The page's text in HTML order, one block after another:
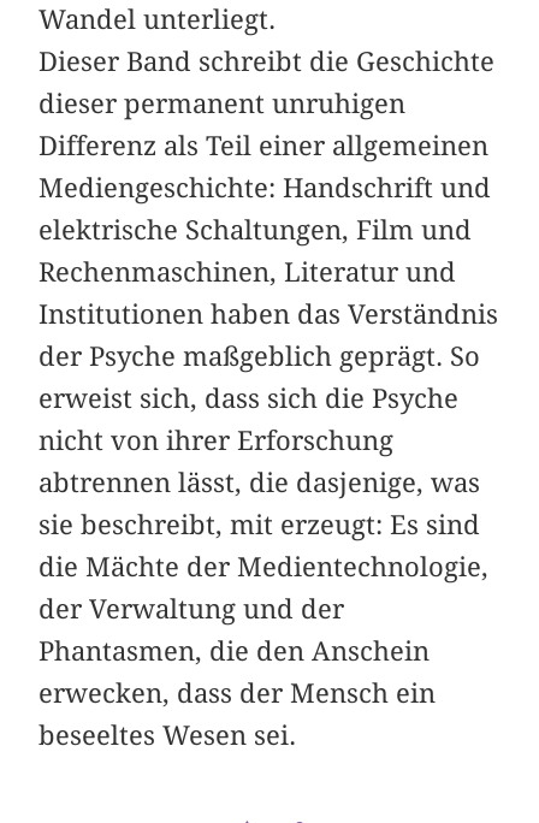
Wandel unterliegt.
Dieser Band schreibt die Geschichte
dieser permanent unruhigen
Differenz als Teil einer allgemeinen
Mediengeschichte: Handschrift und
elektrische Schaltungen, Film und
Rechenmaschinen, Literatur und
Institutionen haben das Verständnis
der Psyche maßgeblich geprägt. So
erweist sich, dass sich die Psyche
nicht von ihrer Erforschung
abtrennen lässt, die dasjenige, was
sie beschreibt, mit erzeugt: Es sind
die Mächte der Medientechnologie,
der Verwaltung und der
Phantasmen, die den Anschein
erwecken, dass der Mensch ein
beseeltes Wesen sei.